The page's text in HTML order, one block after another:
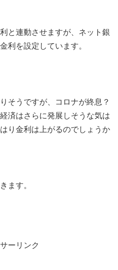
と連動させますが、ネット銀
利を設定しています。
そうですが、コロナが終息？
済はさらに発展しそうな気は
り金利は上がるのでしょうか
ます。
ーリンク